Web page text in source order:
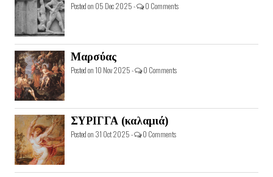
Posted on 05 Dec 2025 - 0 Comments
Μαρσύας
Posted on 10 Nov 2025 - 0 Comments
ΣΥΡΙΓΓΑ (καλαμιά)
Posted on 31 Oct 2025 - 0 Comments